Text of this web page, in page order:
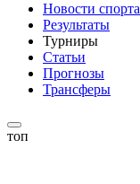
Новости спорта
Результаты
Турниры
Статьи
Прогнозы
Трансферы
топ